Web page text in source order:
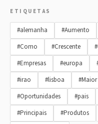
ETIQUETAS
#alemanha #Aumento
#Como
#Crescente
#Empresas
#europa
#irao
#lisboa #Maior
#Oportunidades
#pais
#Principais
#Produtos